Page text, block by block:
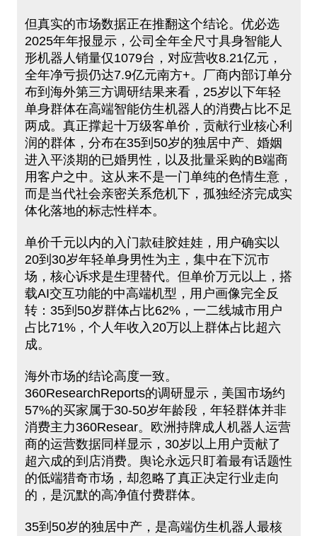
但真实的市场数据正在推翻这个结论。优必选
2025年年报显示，公司全年全尺寸具身智能人
形机器人销量仅1079台，对应营收8.21亿元，
全年净亏损仍达7.9亿元南方+。厂商内部订单分
布到海外第三方调研结果来看，25岁以下年轻
单身群体在高端智能仿生机器人的消费占比不足
两成。真正撑起十万级客单价，贡献行业核心利
润的群体，分布在35到50岁的独居中产、婚姻
进入平淡期的已婚男性，以及批量采购的B端商
用客户之中。这从来不是一门单纯的色情生意，
而是当代社会亲密关系危机下，孤独经济完成实
体化落地的标志性样本。
单价千元以内的入门款硅胶娃娃，用户确实以
20到30岁年轻单身男性为主，集中在下沉市
场，核心诉求是生理替代。但单价万元以上，搭
载AI交互功能的中高端机型，用户画像完全反
转：35到50岁群体占比62%，一二线城市用户
占比71%，个人年收入20万以上群体占比超六
成。
海外市场的结论高度一致。
360ResearchReports的调研显示，美国市场约
57%的买家属于30-50岁年龄段，年轻群体并非
消费主力360Resear。欧洲持牌成人机器人运营
商的运营数据同样显示，30岁以上用户贡献了
超六成的到店消费。舆论永远只盯着最有话题性
的低端猎奇市场，却忽略了真正决定行业走向
的，是沉默的高净值付费群体。
35到50岁的独居中产，是高端仿生机器人最核